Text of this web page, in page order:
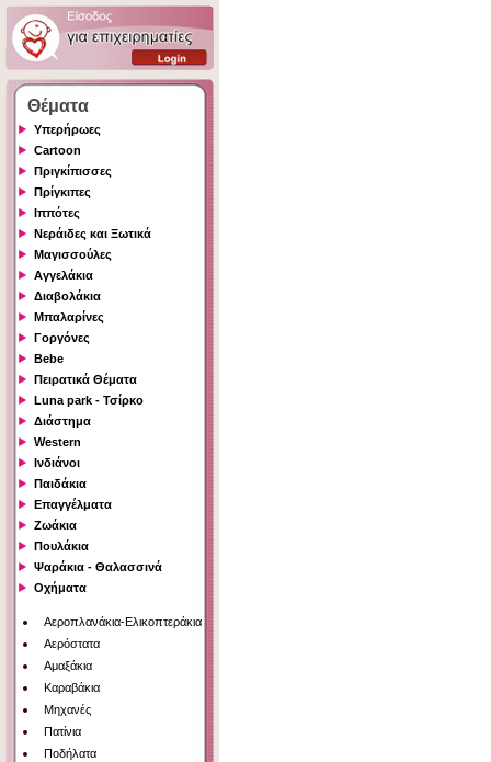
Θέματα
Υπερήρωες
Cartoon
Πριγκίπισσες
Πρίγκιπες
Ιππότες
Νεράιδες και Ξωτικά
Μαγισσούλες
Αγγελάκια
Διαβολάκια
Μπαλαρίνες
Γοργόνες
Bebe
Πειρατικά Θέματα
Luna park - Τσίρκο
Διάστημα
Western
Ινδιάνοι
Παιδάκια
Επαγγέλματα
Ζωάκια
Πουλάκια
Ψαράκια - Θαλασσινά
Οχήματα
Αεροπλανάκια-Ελικοπτεράκια
Αερόστατα
Αμαξάκια
Καραβάκια
Μηχανές
Πατίνια
Ποδήλατα